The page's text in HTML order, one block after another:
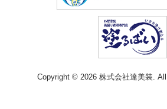
Copyright © 2026 株式会社達美装. All